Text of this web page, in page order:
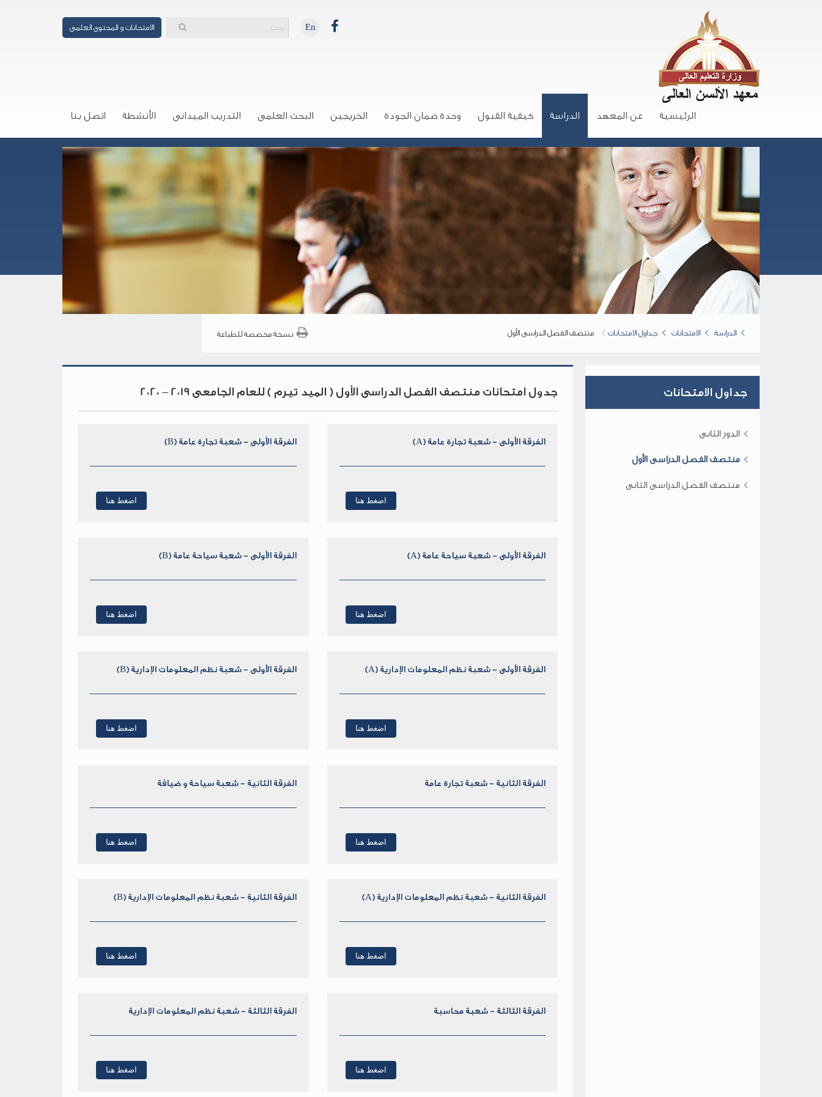
الامتحانات و المحتوى العلمى En
الرئيسية عن المعهد الدراسة كيفية القبول وحدة ضمان الجودة الخريجين البحث العلمى التدريب الميدانى الأنشطة اتصل بنا
الدراسة الامتحانات جداول الامتحانات منتصف الفصل الدراسى الأول نسخة مخصصة للطباعة
جداول الامتحانات
الدور الثانى
منتصف الفصل الدراسى الأول
منتصف الفصل الدراسى الثانى
جدول امتحانات منتصف الفصل الدراسى الأول ( الميد تيرم ) للعام الجامعى 2019 – 2020
الفرقة الأولى - شعبة تجارة عامة (A)
اضغط هنا
الفرقة الأولى - شعبة تجارة عامة (B)
اضغط هنا
الفرقة الأولى - شعبة سياحة عامة (A)
اضغط هنا
الفرقة الأولى - شعبة سياحة عامة (B)
اضغط هنا
الفرقة الأولى - شعبة نظم المعلومات الإدارية (A)
اضغط هنا
الفرقة الأولى - شعبة نظم المعلومات الإدارية (B)
اضغط هنا
الفرقة الثانية - شعبة تجارة عامة
اضغط هنا
الفرقة الثانية - شعبة سياحة و ضيافة
اضغط هنا
الفرقة الثانية - شعبة نظم المعلومات الإدارية (A)
اضغط هنا
الفرقة الثانية - شعبة نظم المعلومات الإدارية (B)
اضغط هنا
الفرقة الثالثة - شعبة محاسبة
اضغط هنا
الفرقة الثالثة - شعبة نظم المعلومات الإدارية
اضغط هنا